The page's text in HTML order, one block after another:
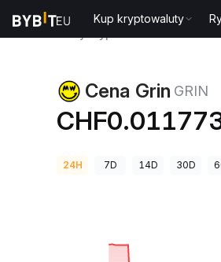
Kup kryptowaluty
Cena Grin GRIN
24H 7D 14D 30D